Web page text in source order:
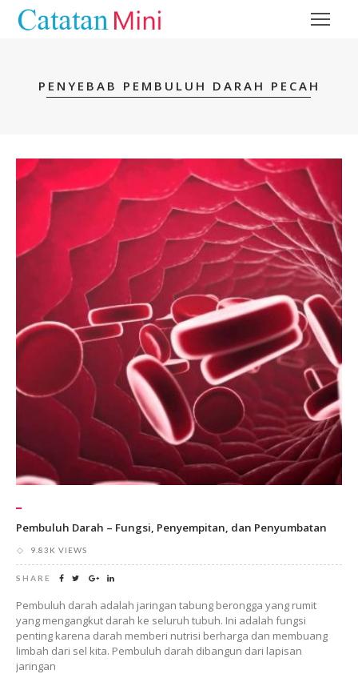
PENYEBAB PEMBULUH DARAH PECAH
Pembuluh Darah – Fungsi, Penyempitan, dan Penyumbatan
9.83K VIEWS
SHARE
Pembuluh darah adalah jaringan tabung berongga yang rumit
yang mengangkut darah ke seluruh tubuh. Ini adalah fungsi
penting karena darah memberi nutrisi berharga dan membuang
limbah dari sel kita. Pembuluh darah dibangun dari lapisan
jaringan